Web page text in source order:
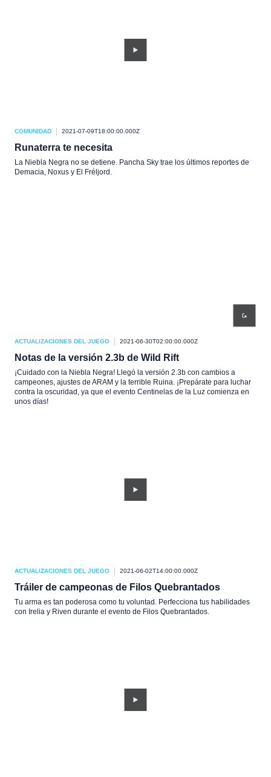
COMUNIDAD 2021-07-09T18:00:00.000Z
Runaterra te necesita
La Niebla Negra no se detiene. Pancha Sky trae los últimos reportes de
Demacia, Noxus y El Fréljord.
ACTUALIZACIONES DEL JUEGO 2021-06-30T02:00:00.000Z
Notas de la versión 2.3b de Wild Rift
¡Cuidado con la Niebla Negra! Llegó la versión 2.3b con cambios a
campeones, ajustes de ARAM y la terrible Ruina. ¡Prepárate para luchar
contra la oscuridad, ya que el evento Centinelas de la Luz comienza en
unos días!
ACTUALIZACIONES DEL JUEGO 2021-06-02T14:00:00.000Z
Tráiler de campeonas de Filos Quebrantados
Tu arma es tan poderosa como tu voluntad. Perfecciona tus habilidades
con Irelia y Riven durante el evento de Filos Quebrantados.